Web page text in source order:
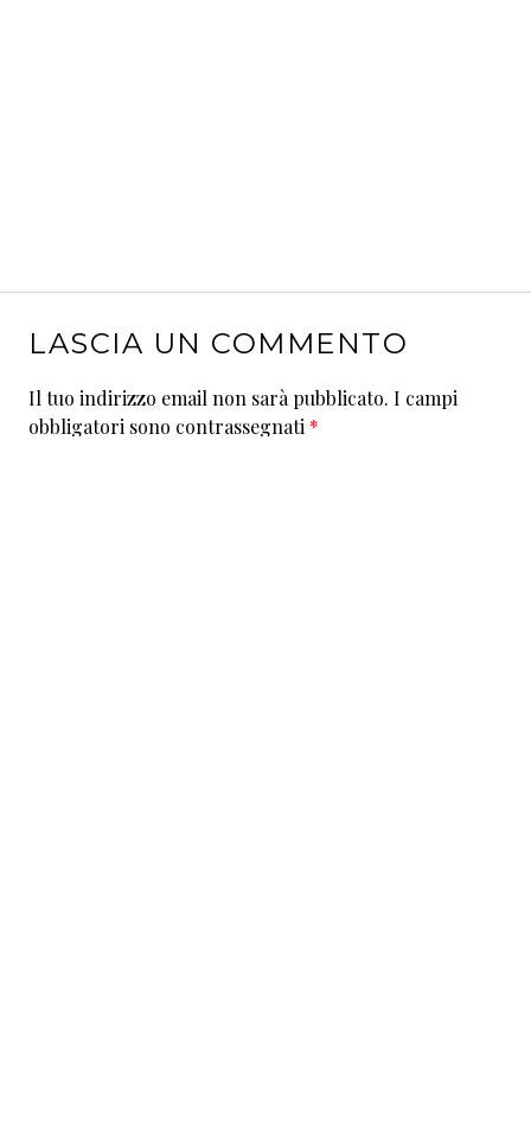
LASCIA UN COMMENTO
Il tuo indirizzo email non sarà pubblicato. I campi
obbligatori sono contrassegnati *